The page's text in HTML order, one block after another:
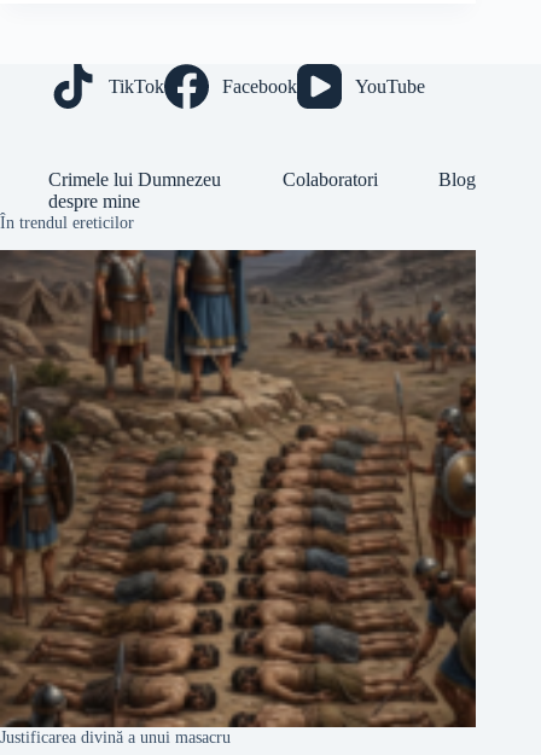
TikTok Facebook YouTube
Crimele lui Dumnezeu Colaboratori
Blog
despre mine
În trendul ereticilor
Justificarea divină a unui masacru